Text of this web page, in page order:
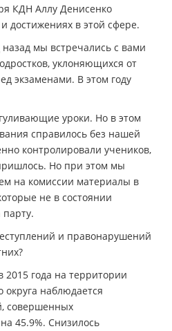
КДН Аллу Денисенко
достижениях в этой сфере.
мы встречались с вами
уклоняющихся от
экзаменами. В этом году
уроки. Но в этом
справилось без нашей
контролировали учеников,
Но при этом мы
на комиссии материалы в
не в состоянии
парту.
и правонарушений
года на территории
округа наблюдается
совершенных
45.9%. Снизилось